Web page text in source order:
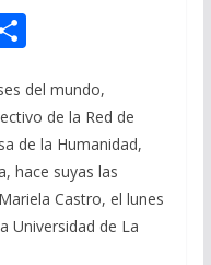
C
m
p
ar
ti
r
del mundo,
de la Red de
de la Humanidad,
hace suyas las
Castro, el lunes
Universidad de La